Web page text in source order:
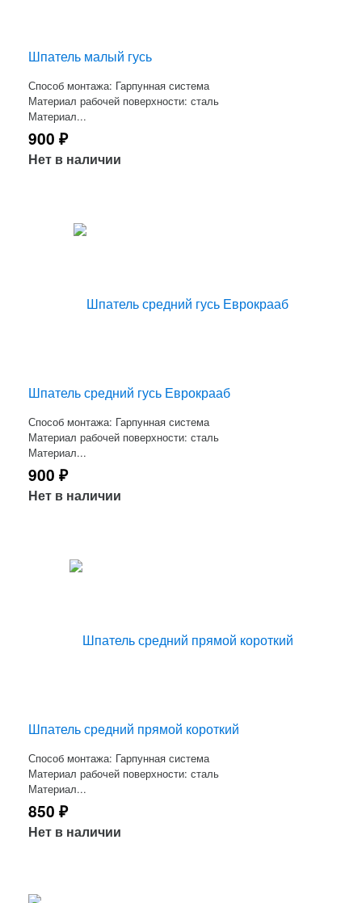
Шпатель малый гусь
Способ монтажа: Гарпунная система
Материал рабочей поверхности: сталь
Материал...
900 ₽
Нет в наличии
Шпатель средний гусь Еврокрааб
Способ монтажа: Гарпунная система
Материал рабочей поверхности: сталь
Материал...
900 ₽
Нет в наличии
Шпатель средний прямой короткий
Способ монтажа: Гарпунная система
Материал рабочей поверхности: сталь
Материал...
850 ₽
Нет в наличии